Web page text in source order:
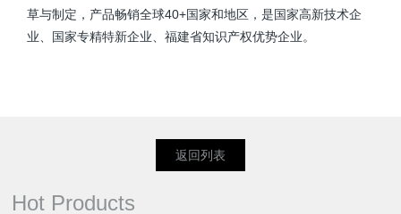
草与制定，产品畅销全球40+国家和地区，是国家高新技术企
业、国家专精特新企业、福建省知识产权优势企业。
返回列表
Hot Products